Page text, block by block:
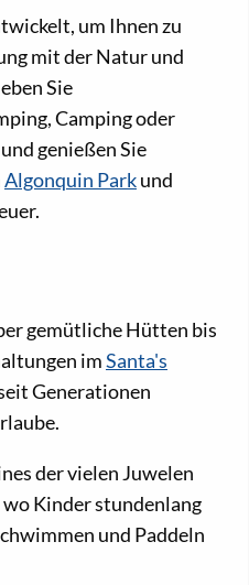
um Ihnen zu
mit der Natur und
Sie
Camping oder
genießen Sie
Algonquin Parkund
gemütliche Hütten bis
imSanta's
Generationen
der vielen Juwelen
wo Kinder stundenlang
und Paddeln